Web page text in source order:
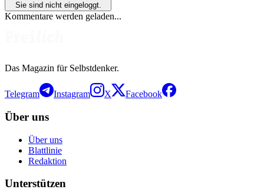
Sie sind nicht eingeloggt.
Kommentare werden geladen...
Das Magazin für Selbstdenker.
Telegram Instagram X Facebook
Über uns
Über uns
Blattlinie
Redaktion
Unterstützen